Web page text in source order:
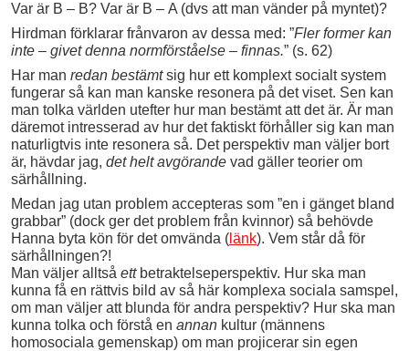
Var är B – B? Var är B – A (dvs att man vänder på myntet)?
Hirdman förklarar frånvaron av dessa med: ”Fler former kan
inte – givet denna normförståelse – finnas.” (s. 62)
Har man redan bestämtsig hur ett komplext socialt system
fungerar så kan man kanske resonera på det viset. Sen kan
man tolka världen utefter hur man bestämt att det är. Är man
däremot intresserad av hur det faktiskt förhåller sig kan man
naturligtvis inte resonera så. Det perspektiv man väljer bort
är, hävdar jag, det helt avgörande vad gäller teorier om
särhållning.
Medan jag utan problem accepteras som ”en i gänget bland
grabbar” (dock ger det problem från kvinnor) så behövde
Hanna byta kön för det omvända ( länk). Vem står då för
särhållningen?!
Man väljer alltså ettbetraktelseperspektiv. Hur ska man
kunna få en rättvis bild av så här komplexa sociala samspel,
om man väljer att blunda för andra perspektiv? Hur ska man
kunna tolka och förstå en annan kultur (männens
homosociala gemenskap) om man projicerar sin egen